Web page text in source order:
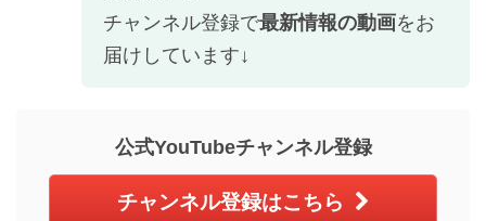
チャンネル登録で最新情報の動画をお
届けしています↓
公式YouTubeチャンネル登録
チャンネル登録はこちら